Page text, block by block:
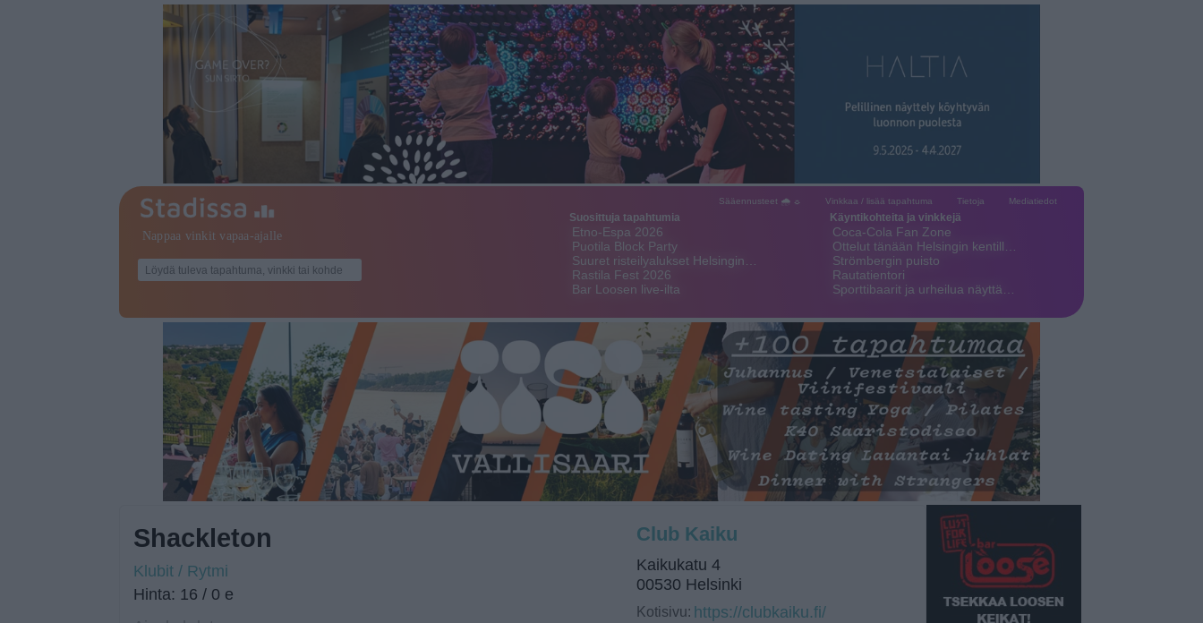
Sääennusteet 🌧 ☼ Vinkkaa / lisää tapahtuma Tietoja Mediatiedot
Suosittuja tapahtumia
Etno-Espa 2026
Puotila Block Party
Suuret risteilyalukset Helsingin…
Rastila Fest 2026
Bar Loosen live-ilta
Käyntikohteita ja vinkkejä
Coca-Cola Fan Zone
Ottelut tänään Helsingin kentill…
Strömbergin puisto
Rautatientori
Sporttibaarit ja urheilua näyttä…
Shackleton
Klubit / Rytmi
Hinta: 16 / 0 e
Club Kaiku
Kaikukatu 4
00530 Helsinki
Kotisivu: https://clubkaiku.fi/